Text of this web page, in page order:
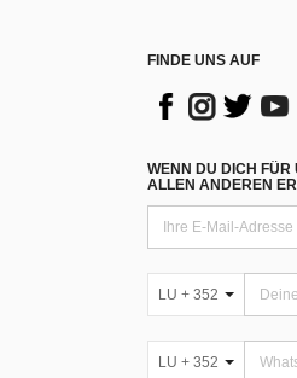
FINDE UNS AUF
WENN DU DICH FÜR
ALLEN ANDEREN
LU + 352
LU + 352